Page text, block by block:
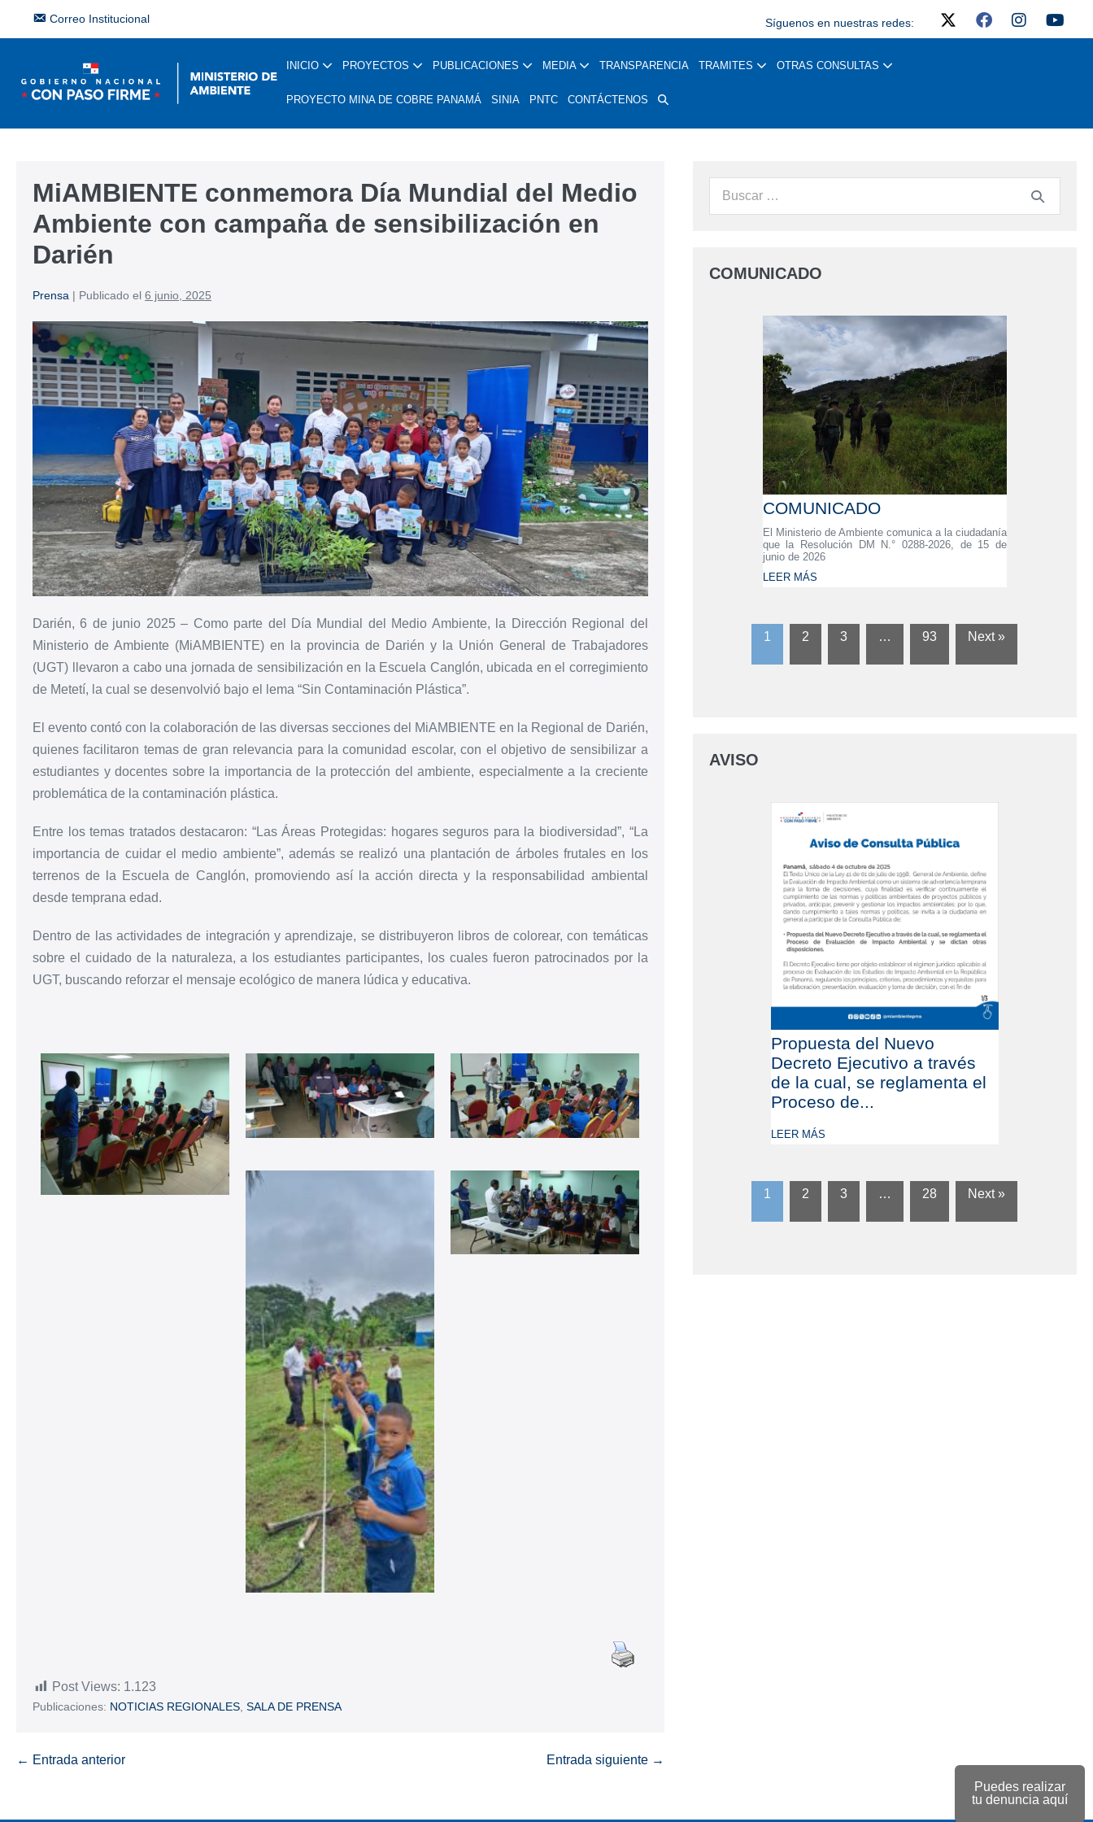
Puedes realizar
tu denuncia aquí
Correo Institucional Síguenos en nuestras redes:
INICIO PROYECTOS PUBLICACIONES MEDIA TRANSPARENCIA TRAMITES OTRAS CONSULTAS
PROYECTO MINA DE COBRE PANAMÁ SINIA PNTC CONTÁCTENOS
MiAMBIENTE conmemora Día Mundial del Medio
Ambiente con campaña de sensibilización en
Darién
Prensa | Publicado el 6 junio, 2025
Darién, 6 de junio 2025 – Como parte del Día Mundial del Medio Ambiente, la Dirección Regional del
Ministerio de Ambiente (MiAMBIENTE) en la provincia de Darién y la Unión General de Trabajadores
(UGT) llevaron a cabo una jornada de sensibilización en la Escuela Canglón, ubicada en el corregimiento
de Metetí, la cual se desenvolvió bajo el lema “Sin Contaminación Plástica”.
El evento contó con la colaboración de las diversas secciones del MiAMBIENTE en la Regional de Darién,
quienes facilitaron temas de gran relevancia para la comunidad escolar, con el objetivo de sensibilizar a
estudiantes y docentes sobre la importancia de la protección del ambiente, especialmente a la creciente
problemática de la contaminación plástica.
Entre los temas tratados destacaron: “Las Áreas Protegidas: hogares seguros para la biodiversidad”, “La
importancia de cuidar el medio ambiente”, además se realizó una plantación de árboles frutales en los
terrenos de la Escuela de Canglón, promoviendo así la acción directa y la responsabilidad ambiental
desde temprana edad.
Dentro de las actividades de integración y aprendizaje, se distribuyeron libros de colorear, con temáticas
sobre el cuidado de la naturaleza, a los estudiantes participantes, los cuales fueron patrocinados por la
UGT, buscando reforzar el mensaje ecológico de manera lúdica y educativa.
Post Views: 1.123
Publicaciones: NOTICIAS REGIONALES, SALA DE PRENSA
← Entrada anterior Entrada siguiente →
COMUNICADO
COMUNICADO
El Ministerio de Ambiente comunica a la ciudadanía
que la Resolución DM N.° 0288-2026, de 15 de
junio de 2026
LEER MÁS
1 2 3 … 93 Next »
AVISO
Propuesta del Nuevo
Decreto Ejecutivo a través
de la cual, se reglamenta el
Proceso de...
LEER MÁS
1 2 3 … 28 Next »